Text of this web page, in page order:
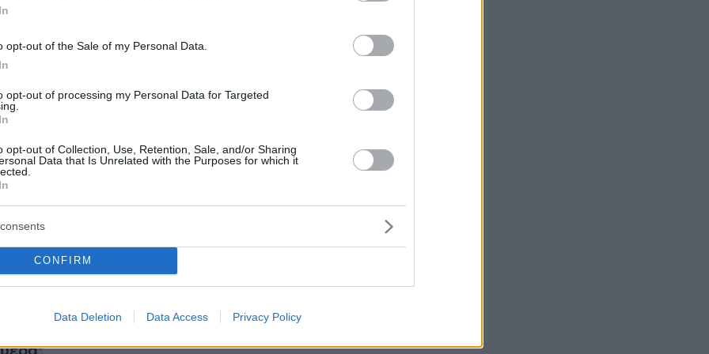
opt-out of the Sale of my Personal Data.
opt-out of processing my Personal Data for Targeted
opt-out of Collection, Use, Retention, Sale, and/or Sharing
Data that Is Unrelated with the Purposes for which it
CONFIRM
Data Deletion Data Access Privacy Policy
στην διάρκεια της παρουσίασης του έκανε
κίνηση και δεν πέρασε απαρατήρητος
δημιουργό του anime.
έκανε ανάρτηση στον προσωπικό του
στο Instagram και έγραψε: «Ο Έλληνας
Τεντόγλου κάνει το Gear 5 Pose
Ο ίδιος τύπος που έκανε το Gear 2
μερικά χρόνια στους Ολυμπιακούς Αγώνες